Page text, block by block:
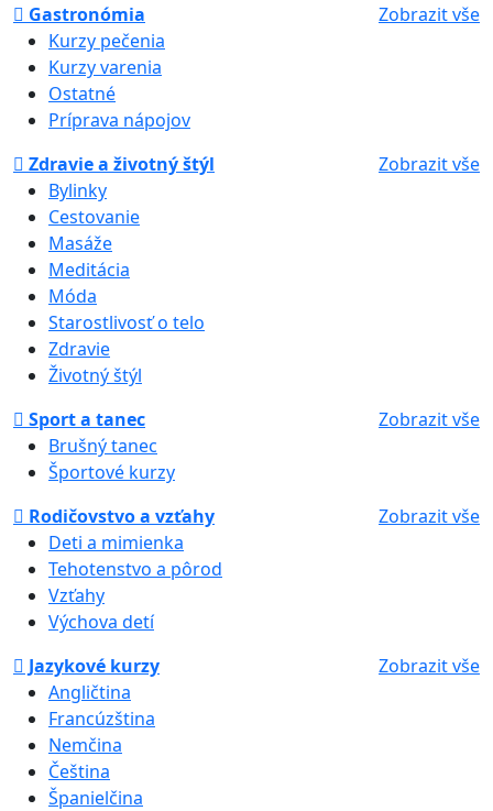
Gastronómia
Zobrazit vše
Kurzy pečenia
Kurzy varenia
Ostatné
Príprava nápojov
Zdravie a životný štýl
Zobrazit vše
Bylinky
Cestovanie
Masáže
Meditácia
Móda
Starostlivosť o telo
Zdravie
Životný štýl
Sport a tanec
Zobrazit vše
Brušný tanec
Športové kurzy
Rodičovstvo a vzťahy
Zobrazit vše
Deti a mimienka
Tehotenstvo a pôrod
Vzťahy
Výchova detí
Jazykové kurzy
Zobrazit vše
Angličtina
Francúzština
Nemčina
Čeština
Španielčina